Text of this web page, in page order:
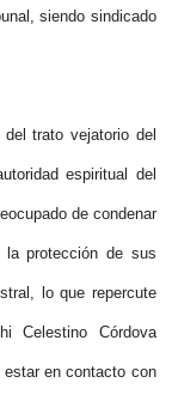
siendo sindicado
trato vejatorio del
espiritual del
de condenar
la protección de sus
lo que repercute
Celestino Córdova
en contacto con